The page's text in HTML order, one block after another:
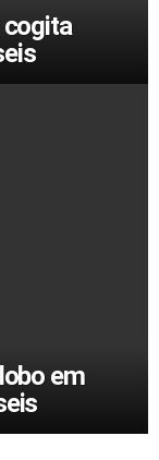
cogita
em